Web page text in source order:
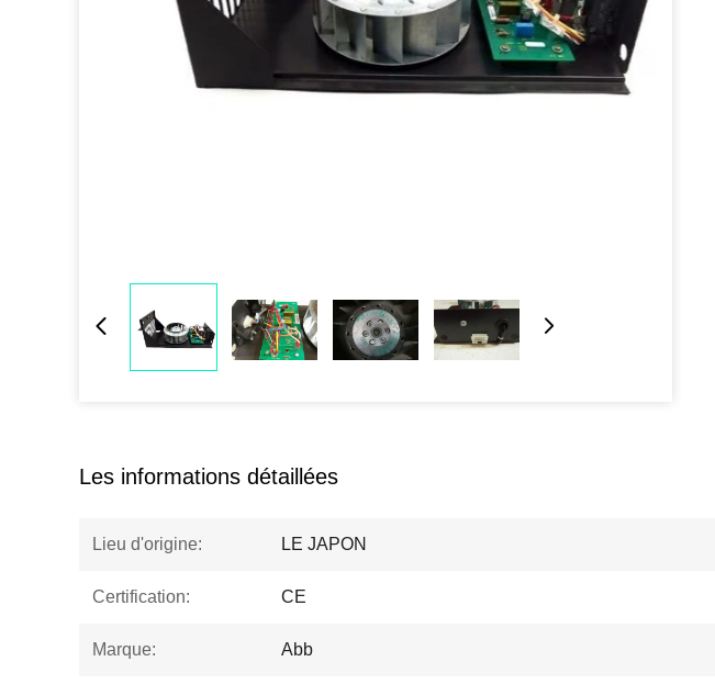
Les informations détaillées
Lieu d'origine: LE JAPON
Certification: CE
Marque: Abb